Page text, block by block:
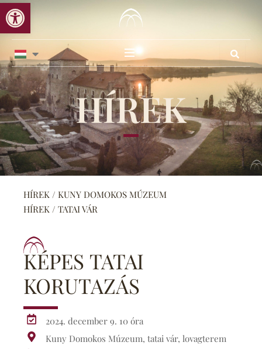
Eszköztár megnyitása
Skip
to
content
HÍREK
HÍREK / KUNY DOMOKOS MÚZEUM
HÍREK / TATAI VÁR
KÉPES TATAI
KORUTAZÁS
2024. december 9. 10 óra
Kuny Domokos Múzeum, tatai vár, lovagterem